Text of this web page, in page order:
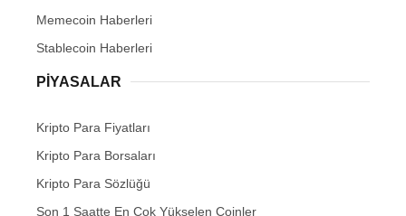
Memecoin Haberleri
Stablecoin Haberleri
PIYASALAR
Kripto Para Fiyatları
Kripto Para Borsaları
Kripto Para Sözlüğü
Son 1 Saatte En Çok Yükselen Coinler